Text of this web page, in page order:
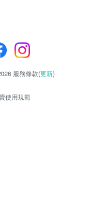
服務條款(更新)
使用規範